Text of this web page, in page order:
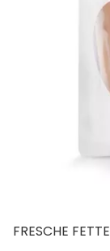
FRESCHE FETTE